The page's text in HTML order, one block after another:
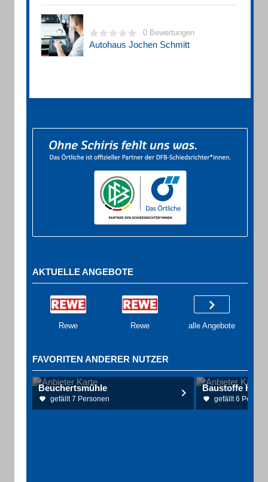
0 Bewertungen
Autohaus Jochen Schmitt
AKTUELLE ANGEBOTE
Rewe Rewe alle Angebote
FAVORITEN ANDERER NUTZER
Beuchertsmühle
gefällt 7 Personen gefällt 6